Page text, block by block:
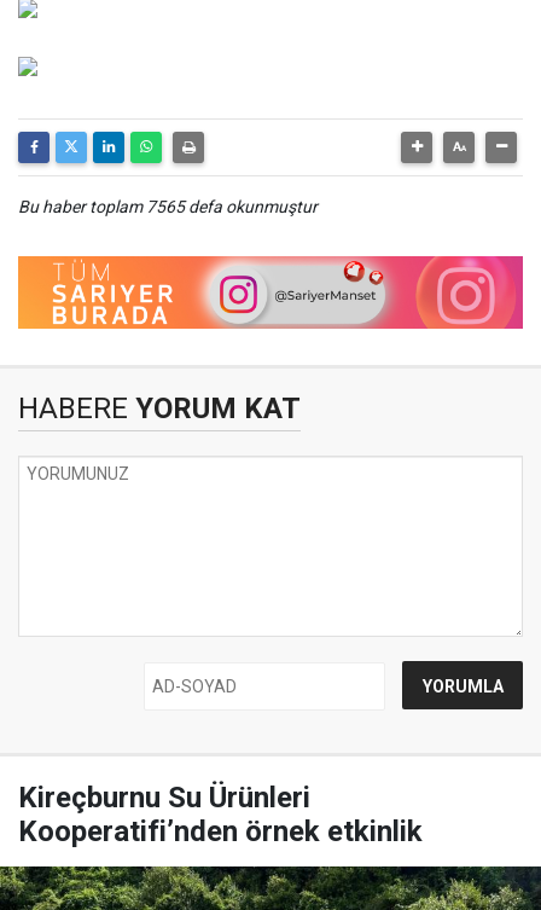
Bu haber toplam 7565 defa okunmuştur
HABERE YORUM KAT
Kireçburnu Su Ürünleri
Kooperatifi’nden örnek etkinlik